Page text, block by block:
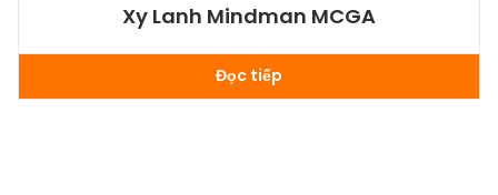
Xy Lanh Mindman MCGA
Đọc tiếp